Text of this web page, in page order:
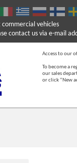
commercial vehicles
contact us via e-mail
Access to our
To become a
our sales
or click “New